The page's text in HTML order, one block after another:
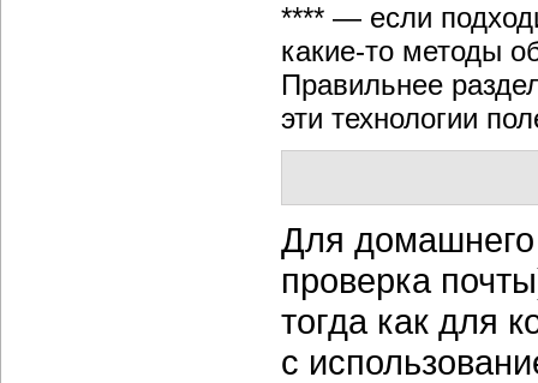
**** — если
какие-то методы
Правильнее
эти технологии
Для
проверка
тогда как для
с